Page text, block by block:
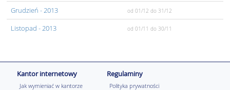
Grudzień - 2013 od 01/12 do 31/12
Listopad - 2013 od 01/11 do 30/11
Kantor internetowy
Jak wymieniać w kantorze
Regulaminy
Polityka prywatności